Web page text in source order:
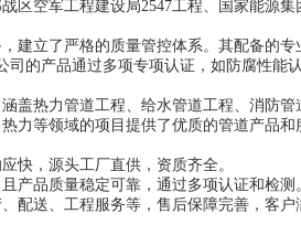
区空军工程建设局2547工程、国家能源
建立了严格的质量管控体系。其配备的
的产品通过多项专项认证，如防腐性能
盖热力管道工程、给水管道工程、消防
力等领域的项目提供了优质的管道产品和
快，源头工厂直供，资质齐全。
产品质量稳定可靠，通过多项认证和检测
配送、工程服务等，售后保障完善，客户